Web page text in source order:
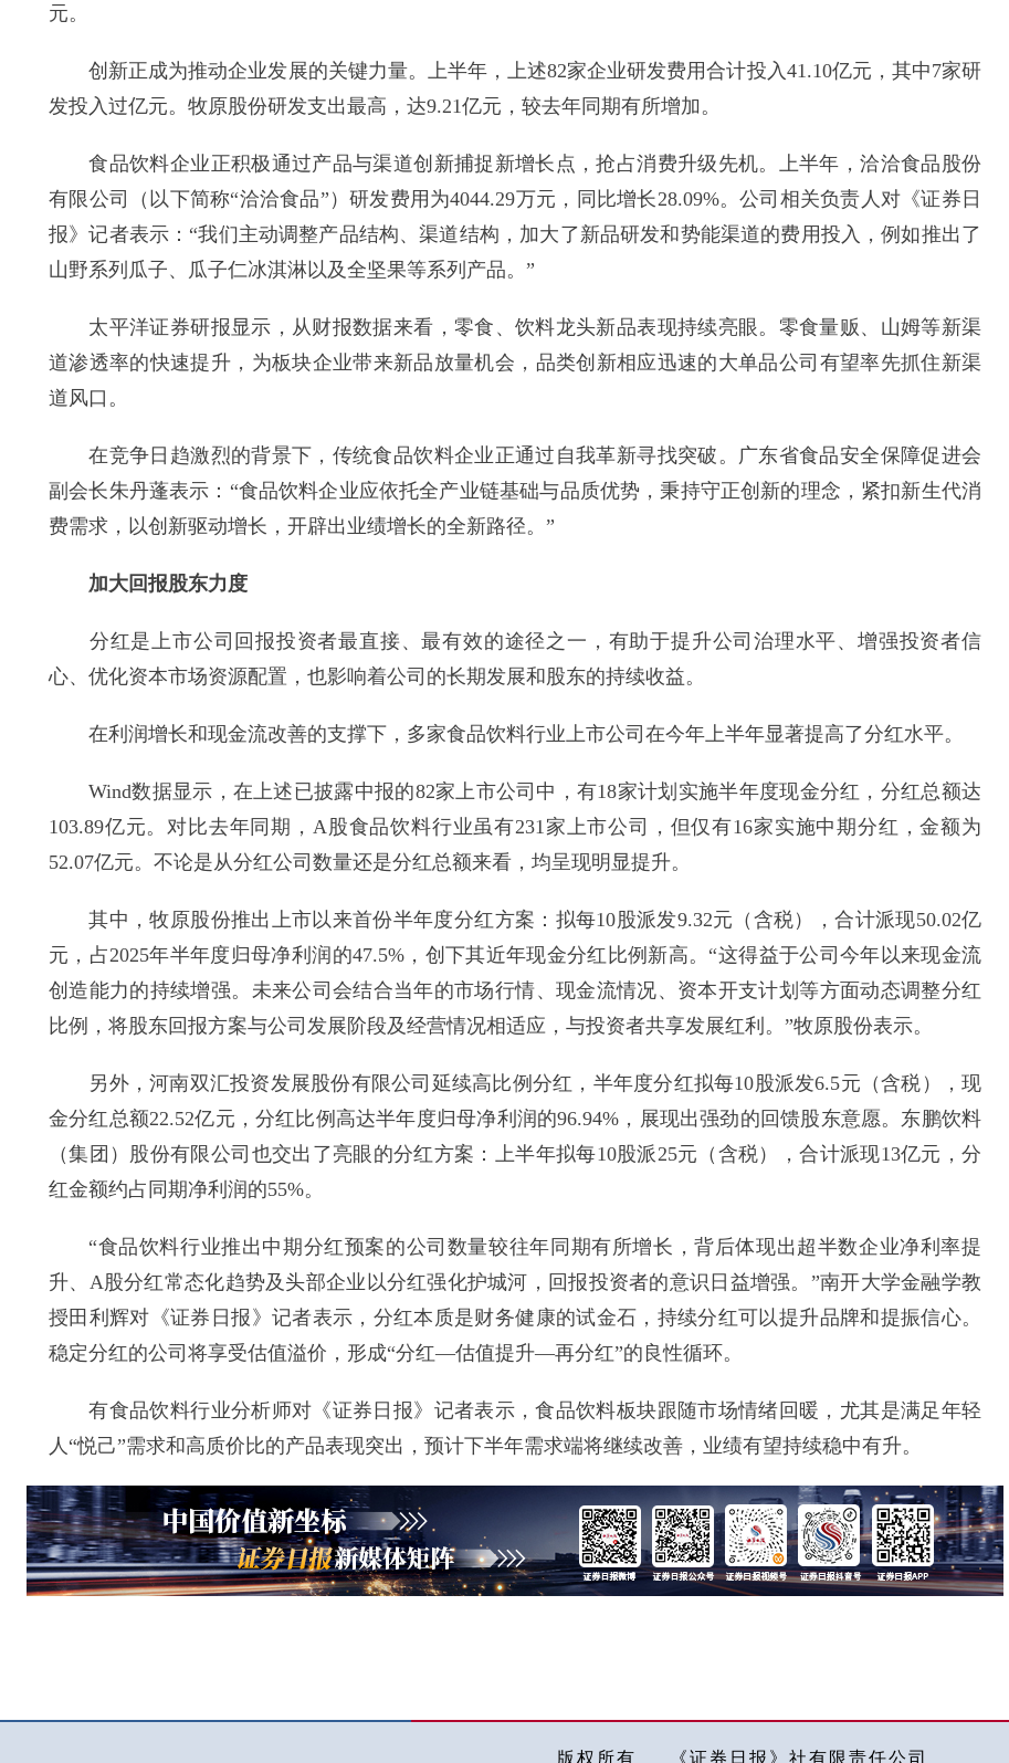
元。
创新正成为推动企业发展的关键力量。上半年，上述82家企业研发费用合计投入41.10亿元，其中7家研
发投入过亿元。牧原股份研发支出最高，达9.21亿元，较去年同期有所增加。
食品饮料企业正积极通过产品与渠道创新捕捉新增长点，抢占消费升级先机。上半年，洽洽食品股份
有限公司（以下简称“洽洽食品”）研发费用为4044.29万元，同比增长28.09%。公司相关负责人对《证券日
报》记者表示：“我们主动调整产品结构、渠道结构，加大了新品研发和势能渠道的费用投入，例如推出了
山野系列瓜子、瓜子仁冰淇淋以及全坚果等系列产品。”
太平洋证券研报显示，从财报数据来看，零食、饮料龙头新品表现持续亮眼。零食量贩、山姆等新渠
道渗透率的快速提升，为板块企业带来新品放量机会，品类创新相应迅速的大单品公司有望率先抓住新渠
道风口。
在竞争日趋激烈的背景下，传统食品饮料企业正通过自我革新寻找突破。广东省食品安全保障促进会
副会长朱丹蓬表示：“食品饮料企业应依托全产业链基础与品质优势，秉持守正创新的理念，紧扣新生代消
费需求，以创新驱动增长，开辟出业绩增长的全新路径。”
加大回报股东力度
分红是上市公司回报投资者最直接、最有效的途径之一，有助于提升公司治理水平、增强投资者信
心、优化资本市场资源配置，也影响着公司的长期发展和股东的持续收益。
在利润增长和现金流改善的支撑下，多家食品饮料行业上市公司在今年上半年显著提高了分红水平。
Wind数据显示，在上述已披露中报的82家上市公司中，有18家计划实施半年度现金分红，分红总额达
103.89亿元。对比去年同期，A股食品饮料行业虽有231家上市公司，但仅有16家实施中期分红，金额为
52.07亿元。不论是从分红公司数量还是分红总额来看，均呈现明显提升。
其中，牧原股份推出上市以来首份半年度分红方案：拟每10股派发9.32元（含税），合计派现50.02亿
元，占2025年半年度归母净利润的47.5%，创下其近年现金分红比例新高。“这得益于公司今年以来现金流
创造能力的持续增强。未来公司会结合当年的市场行情、现金流情况、资本开支计划等方面动态调整分红
比例，将股东回报方案与公司发展阶段及经营情况相适应，与投资者共享发展红利。”牧原股份表示。
另外，河南双汇投资发展股份有限公司延续高比例分红，半年度分红拟每10股派发6.5元（含税），现
金分红总额22.52亿元，分红比例高达半年度归母净利润的96.94%，展现出强劲的回馈股东意愿。东鹏饮料
（集团）股份有限公司也交出了亮眼的分红方案：上半年拟每10股派25元（含税），合计派现13亿元，分
红金额约占同期净利润的55%。
“食品饮料行业推出中期分红预案的公司数量较往年同期有所增长，背后体现出超半数企业净利率提
升、A股分红常态化趋势及头部企业以分红强化护城河，回报投资者的意识日益增强。”南开大学金融学教
授田利辉对《证券日报》记者表示，分红本质是财务健康的试金石，持续分红可以提升品牌和提振信心。
稳定分红的公司将享受估值溢价，形成“分红—估值提升—再分红”的良性循环。
有食品饮料行业分析师对《证券日报》记者表示，食品饮料板块跟随市场情绪回暖，尤其是满足年轻
人“悦己”需求和高质价比的产品表现突出，预计下半年需求端将继续改善，业绩有望持续稳中有升。
版权所有 《证券日报》社有限责任公司